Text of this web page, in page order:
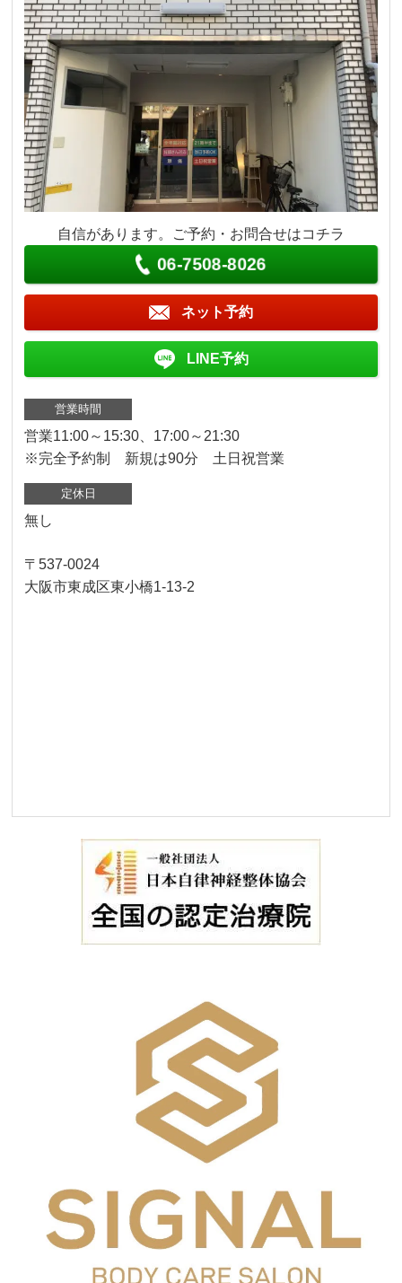
自信があります。ご予約・お問合せはコチラ
06-7508-8026
ネット予約
LINE予約
営業時間
営業11:00～15:30、17:00～21:30
※完全予約制 新規は90分 土日祝営業
定休日
無し
〒537-0024
大阪市東成区東小橋1-13-2